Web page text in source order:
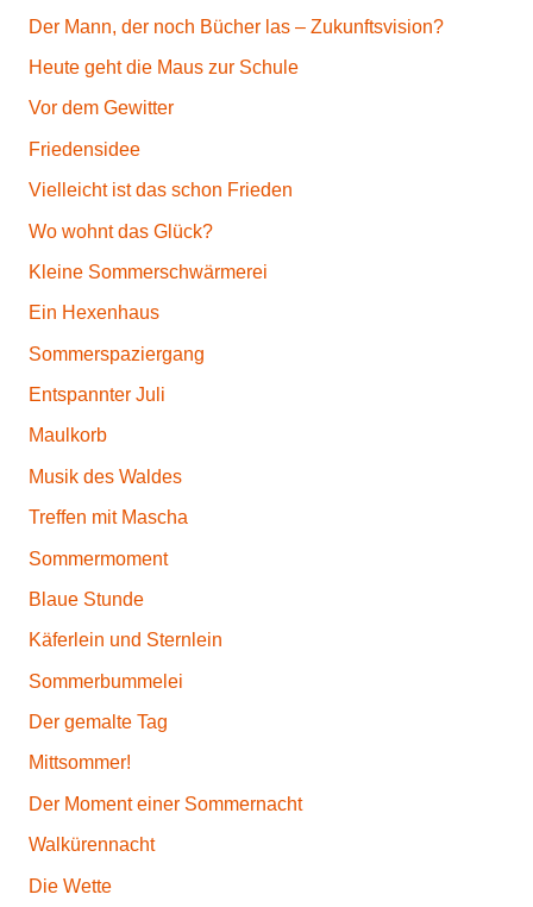
Der Mann, der noch Bücher las – Zukunftsvision?
Heute geht die Maus zur Schule
Vor dem Gewitter
Friedensidee
Vielleicht ist das schon Frieden
Wo wohnt das Glück?
Kleine Sommerschwärmerei
Ein Hexenhaus
Sommerspaziergang
Entspannter Juli
Maulkorb
Musik des Waldes
Treffen mit Mascha
Sommermoment
Blaue Stunde
Käferlein und Sternlein
Sommerbummelei
Der gemalte Tag
Mittsommer!
Der Moment einer Sommernacht
Walkürennacht
Die Wette